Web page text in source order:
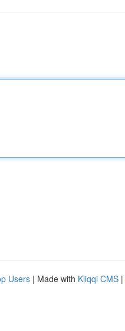
Users | Made with Kliqqi CMS |